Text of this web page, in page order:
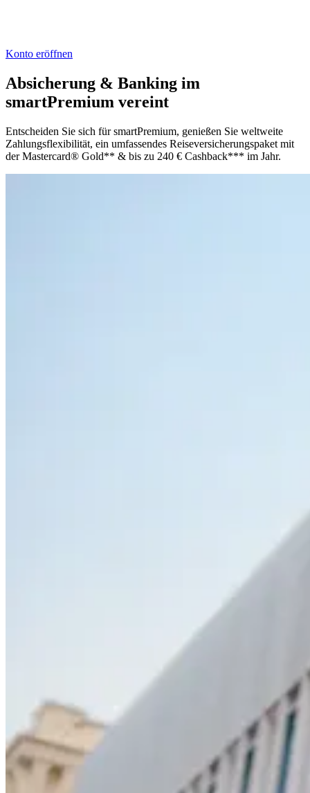
Konto eröffnen
Absicherung & Banking im
smartPremium vereint
Entscheiden Sie sich für smartPremium, genießen Sie weltweite
Zahlungsflexibilität, ein umfassendes Reiseversicherungspaket mit
der Mastercard® Gold** & bis zu 240 € Cashback*** im Jahr.